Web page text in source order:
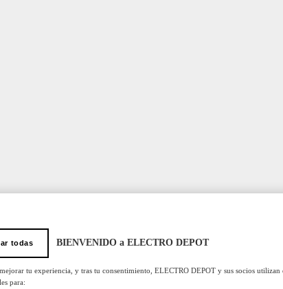
todas BIENVENIDO a ELECTRO DEPOT
tu experiencia, y tras tu consentimiento, ELECTRO DEPOT y sus socios utilizan
para: